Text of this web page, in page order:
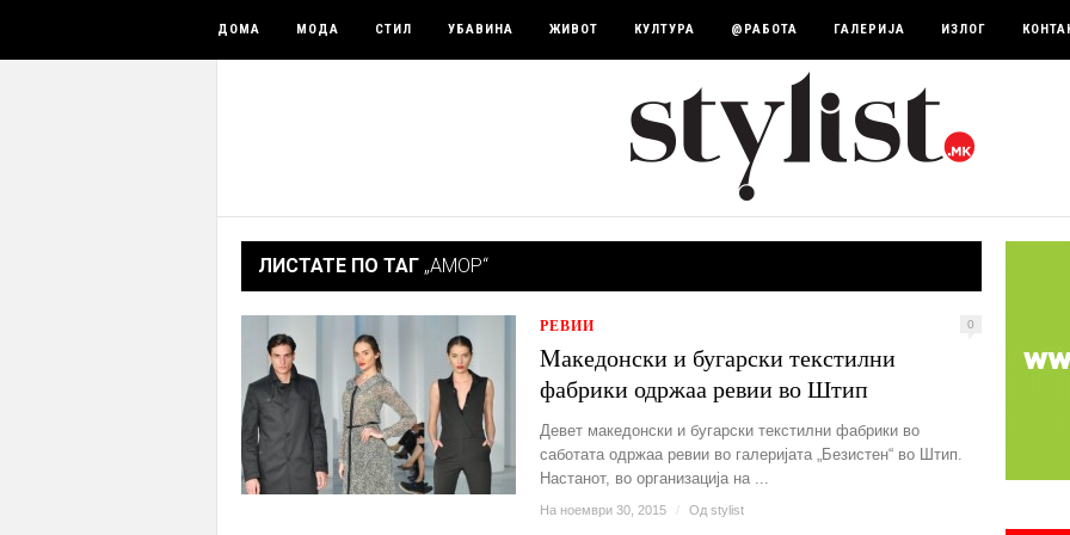
ДОМА МОДА СТИЛ УБАВИНА ЖИВОТ КУЛТУРА @РАБОТА ГАЛЕРИЈА ИЗЛОГ
ЛИСТАТЕ ПО ТАГ „АМОР“
РЕВИИ 0
Mакедонски и бугарски текстилни
фабрики одржаа ревии во Штип
Девет македонски и бугарски текстилни фабрики во
саботата одржаа ревии во галеријата „Безистен“ во Штип.
Настанот, во организација на ...
На ноември 30, 2015 / Од stylist